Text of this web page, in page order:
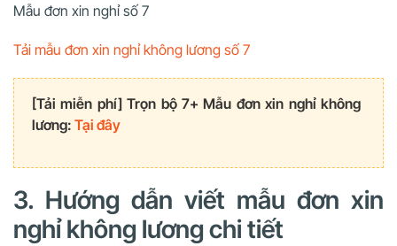
Mẫu đơn xin nghỉ số 7
Tải mẫu đơn xin nghỉ không lương số 7
[Tải miễn phí] Trọn bộ 7+ Mẫu đơn xin nghỉ không
lương: Tại đây
3. Hướng dẫn viết mẫu đơn xin
nghỉ không lương chi tiết